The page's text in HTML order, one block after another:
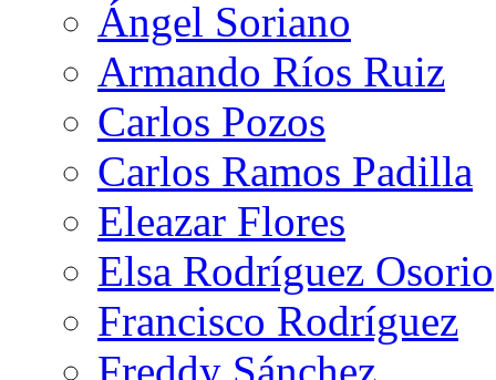
Ángel Soriano
Armando Ríos Ruiz
Carlos Pozos
Carlos Ramos Padilla
Eleazar Flores
Elsa Rodríguez Osorio
Francisco Rodríguez
Freddy Sánchez